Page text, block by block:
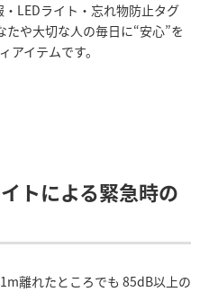
LEDライト・忘れ物防止タグ
や大切な人の毎日に“安心”を
アイテムです。
トによる緊急時の
離れたところでも 85dB以上の